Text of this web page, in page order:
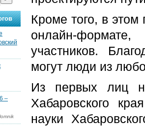
Кроме того, в этом
онлайн-
участников.
могут люди из
Из первых лиц
Хабаровского
науки
–